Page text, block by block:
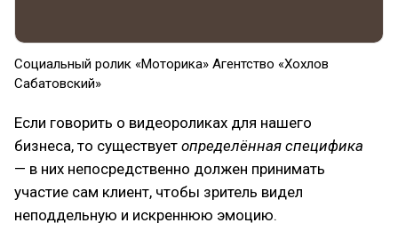
Социальный ролик «Моторика» Агентство «Хохлов
Сабатовский»
Если говорить о видеороликах для нашего
бизнеса, то существует определённая специфика
— в них непосредственно должен принимать
участие сам клиент, чтобы зритель видел
неподдельную и искреннюю эмоцию.